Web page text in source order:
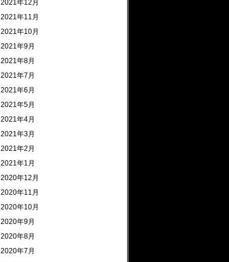
2021年12月
2021年11月
2021年10月
2021年9月
2021年8月
2021年7月
2021年6月
2021年5月
2021年4月
2021年3月
2021年2月
2021年1月
2020年12月
2020年11月
2020年10月
2020年9月
2020年8月
2020年7月